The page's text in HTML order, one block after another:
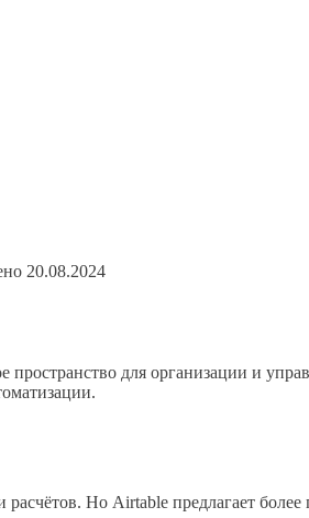
20.08.2024
для организации и
Но Airtable предлагает